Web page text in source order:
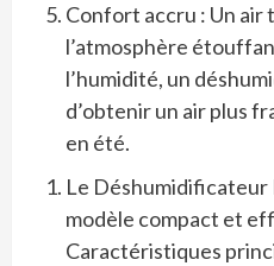
Confort accru : Un
l’atmosphère
l’humidité, un
d’obtenir un air plus
en été.
Le Déshumidificateur
modèle compact et
Caractéristiques